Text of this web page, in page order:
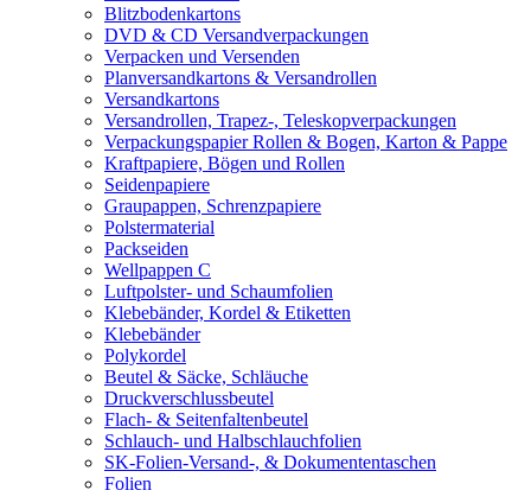
Blitzbodenkartons
DVD & CD Versandverpackungen
Verpacken und Versenden
Planversandkartons & Versandrollen
Versandkartons
Versandrollen, Trapez-, Teleskopverpackungen
Verpackungspapier Rollen & Bogen, Karton & Pappe
Kraftpapiere, Bögen und Rollen
Seidenpapiere
Graupappen, Schrenzpapiere
Polstermaterial
Packseiden
Wellpappen C
Luftpolster- und Schaumfolien
Klebebänder, Kordel & Etiketten
Klebebänder
Polykordel
Beutel & Säcke, Schläuche
Druckverschlussbeutel
Flach- & Seitenfaltenbeutel
Schlauch- und Halbschlauchfolien
SK-Folien-Versand-, & Dokumententaschen
Folien